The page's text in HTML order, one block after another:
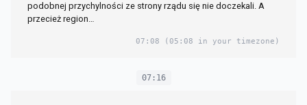
podobnej przychylności ze strony rządu się nie doczekali. A
przecież region…
07:08 (05:08 in your timezone)
07:16